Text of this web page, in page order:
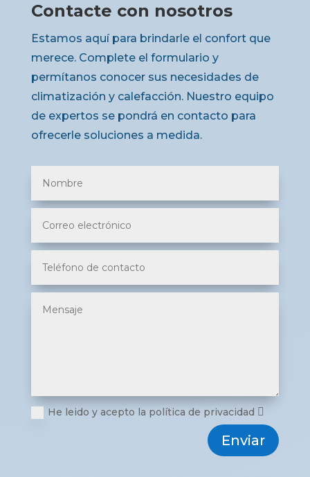
Contacte con nosotros
Estamos aquí para brindarle el confort que
merece. Complete el formulario y
permítanos conocer sus necesidades de
climatización y calefacción. Nuestro equipo
de expertos se pondrá en contacto para
ofrecerle soluciones a medida.
He leido y acepto la política de privacidad
Enviar